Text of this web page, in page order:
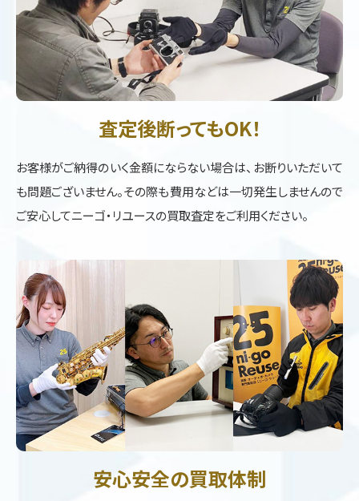
査定後断ってもOK！
お客様がご納得のいく金額にならない場合は、お断りいただいて
も問題ございません。その際も費用などは一切発生しませんので
ご安心してニーゴ・リユースの買取査定をご利用ください。
安心安全の買取体制